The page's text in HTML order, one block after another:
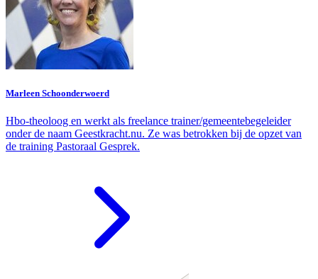
Marleen Schoonderwoerd
Hbo-theoloog en werkt als freelance trainer/gemeentebegeleider
onder de naam Geestkracht.nu. Ze was betrokken bij de opzet van
de training Pastoraal Gesprek.